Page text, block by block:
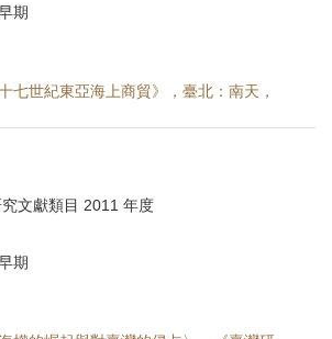
期
七世紀東亞海上商貿》，臺北：南天，
文獻類目 2011 年度
期